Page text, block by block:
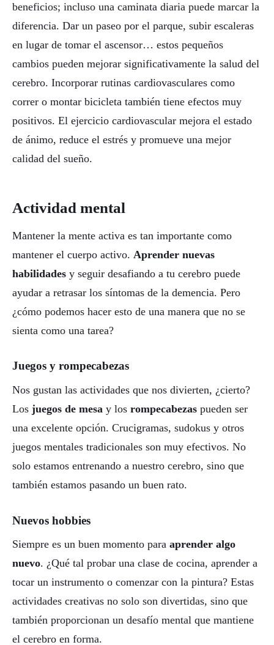
beneficios; incluso una caminata diaria puede marcar la
diferencia. Dar un paseo por el parque, subir escaleras
en lugar de tomar el ascensor… estos pequeños
cambios pueden mejorar significativamente la salud del
cerebro. Incorporar rutinas cardiovasculares como
correr o montar bicicleta también tiene efectos muy
positivos. El ejercicio cardiovascular mejora el estado
de ánimo, reduce el estrés y promueve una mejor
calidad del sueño.
Actividad mental
Mantener la mente activa es tan importante como
mantener el cuerpo activo. Aprender nuevas
habilidades y seguir desafiando a tu cerebro puede
ayudar a retrasar los síntomas de la demencia. Pero
¿cómo podemos hacer esto de una manera que no se
sienta como una tarea?
Juegos y rompecabezas
Nos gustan las actividades que nos divierten, ¿cierto?
Los juegos de mesa y los rompecabezas pueden ser
una excelente opción. Crucigramas, sudokus y otros
juegos mentales tradicionales son muy efectivos. No
solo estamos entrenando a nuestro cerebro, sino que
también estamos pasando un buen rato.
Nuevos hobbies
Siempre es un buen momento para aprender algo
nuevo. ¿Qué tal probar una clase de cocina, aprender a
tocar un instrumento o comenzar con la pintura? Estas
actividades creativas no solo son divertidas, sino que
también proporcionan un desafío mental que mantiene
el cerebro en forma.